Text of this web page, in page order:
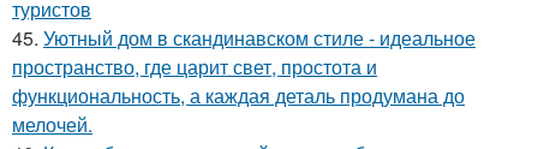
туристов
45. Уютный дом в скандинавском стиле - идеальное
пространство, где царит свет, простота и
функциональность, а каждая деталь продумана до
мелочей.